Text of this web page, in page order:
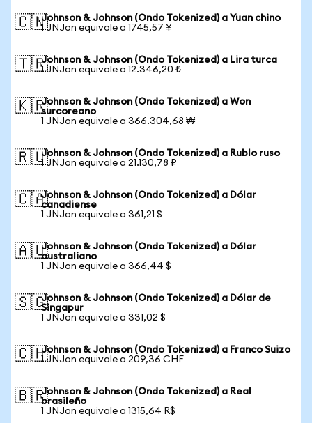
🇨🇳Johnson & Johnson (Ondo Tokenized) a Yuan chino
1 JNJon equivale a 1745,57 ¥
🇹🇷Johnson & Johnson (Ondo Tokenized) a Lira turca
1 JNJon equivale a 12.346,20 ₺
🇰🇷Johnson & Johnson (Ondo Tokenized) a Won
surcoreano
1 JNJon equivale a 366.304,68 ₩
🇷🇺Johnson & Johnson (Ondo Tokenized) a Rublo ruso
1 JNJon equivale a 21.130,78 ₽
🇨🇦Johnson & Johnson (Ondo Tokenized) a Dólar
canadiense
1 JNJon equivale a 361,21 $
🇦🇺Johnson & Johnson (Ondo Tokenized) a Dólar
australiano
1 JNJon equivale a 366,44 $
🇸🇬Johnson & Johnson (Ondo Tokenized) a Dólar de
Singapur
1 JNJon equivale a 331,02 $
🇨🇭Johnson & Johnson (Ondo Tokenized) a Franco Suizo
1 JNJon equivale a 209,36 CHF
🇧🇷Johnson & Johnson (Ondo Tokenized) a Real
brasileño
1 JNJon equivale a 1315,64 R$